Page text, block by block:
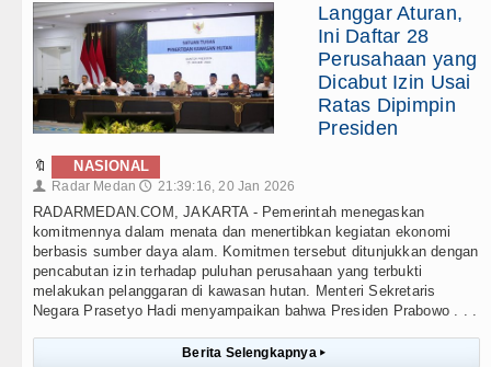
Langgar Aturan,
Ini Daftar 28
Perusahaan yang
Dicabut Izin Usai
Ratas Dipimpin
Presiden
🔖 NASIONAL
👤 Radar Medan 🕔 21:39:16, 20 Jan 2026
RADARMEDAN.COM, JAKARTA - Pemerintah menegaskan
komitmennya dalam menata dan menertibkan kegiatan ekonomi
berbasis sumber daya alam. Komitmen tersebut ditunjukkan dengan
pencabutan izin terhadap puluhan perusahaan yang terbukti
melakukan pelanggaran di kawasan hutan. Menteri Sekretaris
Negara Prasetyo Hadi menyampaikan bahwa Presiden Prabowo . . .
Berita Selengkapnya ▸